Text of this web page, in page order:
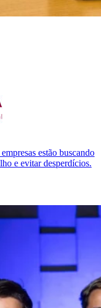
estão buscando
e evitar desperdícios.